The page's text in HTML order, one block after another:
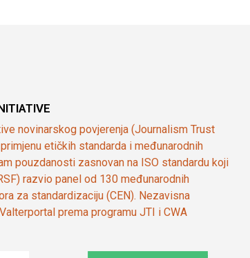
novinarskog povjerenja (Journalism Trust
etičkih standarda i međunarodnih
pouzdanosti zasnovan na ISO standardu koji
razvio panel od 130 međunarodnih
za standardizaciju (CEN). Nezavisna
prema programu JTI i CWA